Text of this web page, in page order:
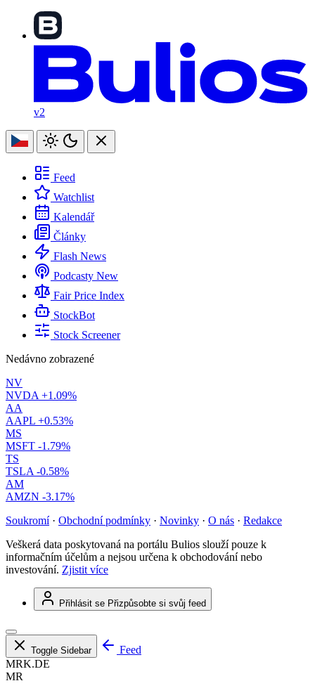
v2
Feed
Watchlist
Kalendář
Články
Flash News
Podcasty New
Fair Price Index
StockBot
Stock Screener
Nedávno zobrazené
NV
NVDA +1.09%
AA
AAPL +0.53%
MS
MSFT -1.79%
TS
TSLA -0.58%
AM
AMZN -3.17%
Soukromí · Obchodní podmínky · Novinky · O nás · Redakce
Veškerá data poskytovaná na portálu Bulios slouží pouze k
informačním účelům a nejsou určena k obchodování nebo
investování. Zjistit více
Přihlásit se Přizpůsobte si svůj feed
Toggle Sidebar
Feed
MRK.DE
MR